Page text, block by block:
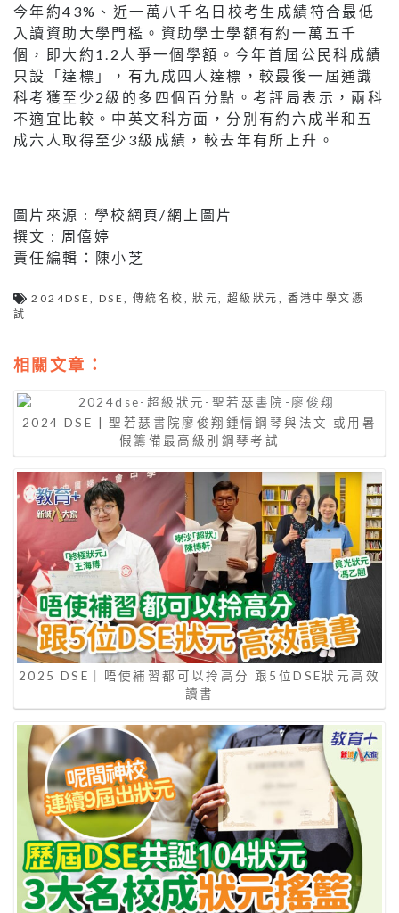
今年約43%、近一萬八千名日校考生成績符合最低
入讀資助大學門檻。資助學士學額有約一萬五千
個，即大約1.2人爭一個學額。今年首屆公民科成績
只設「達標」，有九成四人達標，較最後一屆通識
科考獲至少2級的多四個百分點。考評局表示，兩科
不適宜比較。中英文科方面，分別有約六成半和五
成六人取得至少3級成績，較去年有所上升。
圖片來源 : 學校網頁/網上圖片
撰文 : 周僖婷
責任編輯：陳小芝
2024DSE,DSE,傳統名校 ,狀元,超級狀元 , 香港中學文憑
試
相關文章：
2024 DSE | 聖若瑟書院廖俊翔鍾情鋼琴與法文 或用暑
假籌備最高級別鋼琴考試
2025 DSE｜唔使補習都可以拎高分 跟5位DSE狀元高效
讀書